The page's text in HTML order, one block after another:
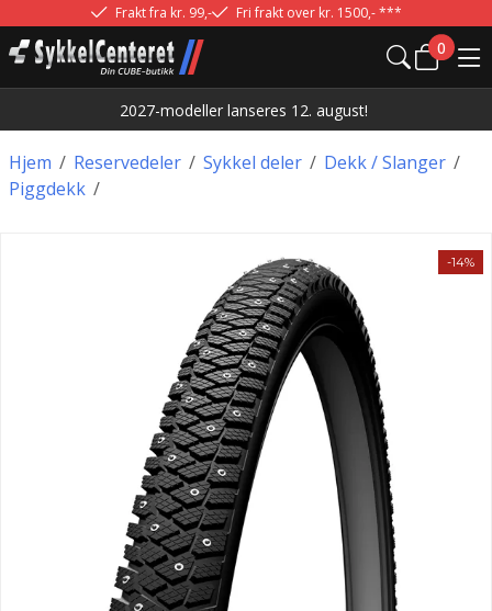
Frakt fra kr. 99,- Fri frakt over kr. 1500,- ***
0
2027-modeller lanseres 12. august!
/
Hjem /
Reservedeler /
Sykkel deler /
Dekk / Slanger
/
Piggdekk
-14%